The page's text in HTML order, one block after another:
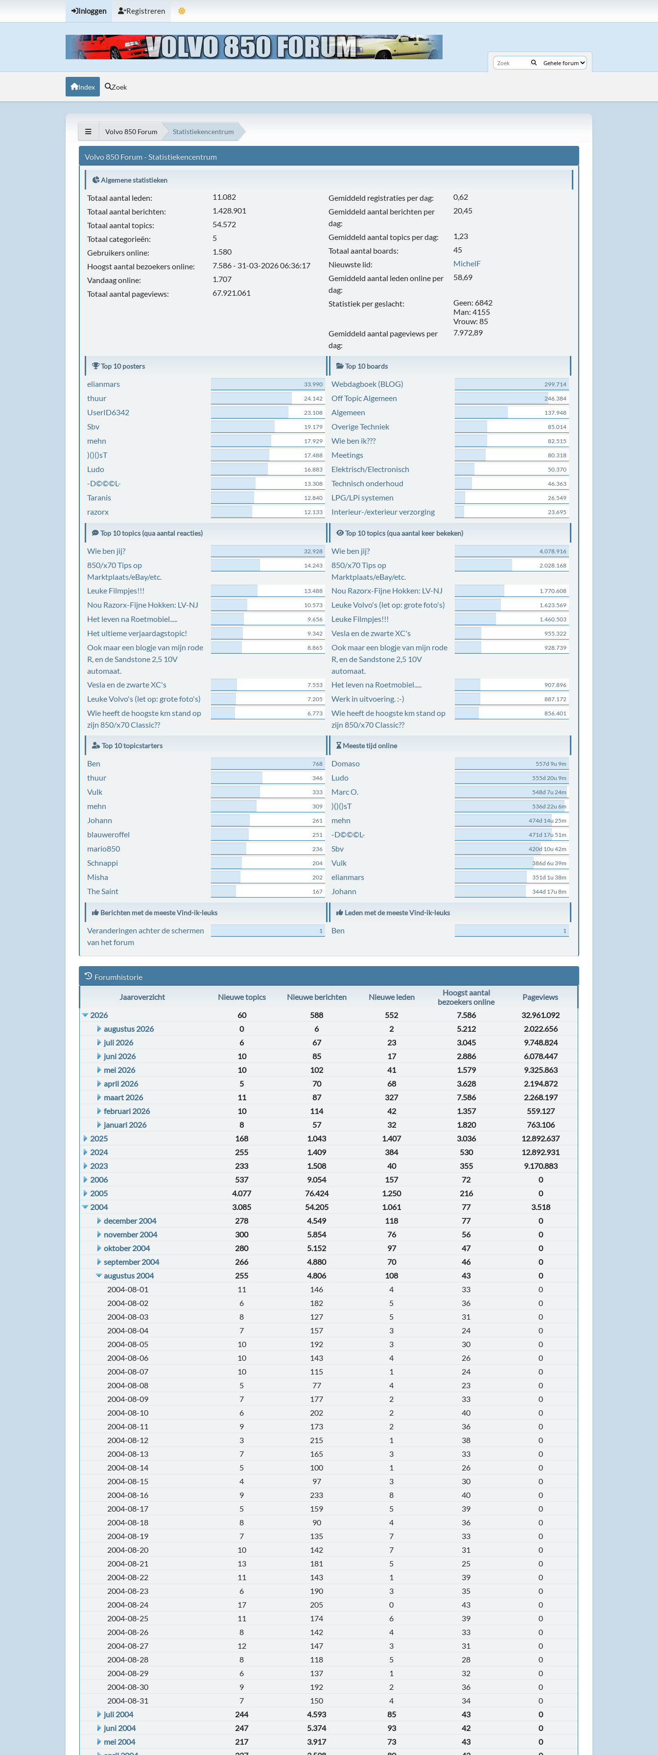
Inloggen Registreren
Index Zoek
Volvo 850 Forum Statistiekencentrum
Volvo 850 Forum - Statistiekencentrum
Algemene statistieken
Totaal aantal leden:
11.082
Totaal aantal berichten:
1.428.901
Totaal aantal topics:
54.572
Totaal categorieën:
5
Gebruikers online:
1.580
Hoogst aantal bezoekers online:
7.586 - 31-03-2026 06:36:17
Vandaag online:
1.707
Totaal aantal pageviews:
67.921.061
Gemiddeld registraties per dag:
0,62
Gemiddeld aantal berichten per
dag:
20,45
Gemiddeld aantal topics per dag:
1,23
Totaal aantal boards:
45
Nieuwste lid:
MichelF
Gemiddeld aantal leden online per
dag:
58,69
Statistiek per geslacht:
Geen: 6842
Man: 4155
Vrouw: 85
Gemiddeld aantal pageviews per
dag:
7.972,89
Top 10 posters
elianmars 33.990
thuur 24.142
UserID6342 23.108
Sbv 19.179
mehn 17.929
)()()sT 17.488
Ludo 16.883
-D©©©L- 13.308
Taranis 12.840
razorx 12.133
Top 10 boards
Webdagboek (BLOG) 299.714
Off Topic Algemeen 246.384
Algemeen 137.948
Overige Techniek 85.014
Wie ben ik??? 82.515
Meetings 80.318
Elektrisch/Electronisch 50.370
Technisch onderhoud 46.363
LPG/LPi systemen 26.549
Interieur-/exterieur verzorging 23.695
Top 10 topics (qua aantal reacties)
Wie ben jij? 32.928
850/x70 Tips op
Marktplaats/eBay/etc.
14.243
Leuke Filmpjes!!! 13.488
Nou Razorx-Fijne Hokken: LV-NJ 10.573
Het leven na Roetmobiel..... 9.656
Het ultieme verjaardagstopic! 9.342
Ook maar een blogje van mijn rode
R, en de Sandstone 2,5 10V
automaat.
8.865
Vesla en de zwarte XC's 7.553
Leuke Volvo's (let op: grote foto's) 7.205
Wie heeft de hoogste km stand op
zijn 850/x70 Classic??
6.773
Top 10 topics (qua aantal keer bekeken)
Wie ben jij? 4.078.916
850/x70 Tips op
Marktplaats/eBay/etc.
2.028.168
Nou Razorx-Fijne Hokken: LV-NJ 1.770.608
Leuke Volvo's (let op: grote foto's) 1.623.569
Leuke Filmpjes!!! 1.460.503
Vesla en de zwarte XC's 955.322
Ook maar een blogje van mijn rode
R, en de Sandstone 2,5 10V
automaat.
928.739
Het leven na Roetmobiel..... 907.896
Werk in uitvoering. :-) 887.172
Wie heeft de hoogste km stand op
zijn 850/x70 Classic??
856.401
Top 10 topicstarters
Ben 768
thuur 346
Vulk 333
mehn 309
Johann 261
blauweroffel 251
mario850 236
Schnappi 204
Misha 202
The Saint 167
Meeste tijd online
Domaso 557d 9u 9m
Ludo 555d 20u 9m
Marc O. 548d 7u 24m
)()()sT 536d 22u 6m
mehn 474d 14u 25m
-D©©©L- 471d 17u 51m
Sbv 420d 10u 42m
Vulk 386d 6u 39m
elianmars 351d 1u 38m
Johann 344d 17u 8m
Berichten met de meeste Vind-ik-leuks
Veranderingen achter de schermen
van het forum
1
Leden met de meeste Vind-ik-leuks
Ben 1
Forumhistorie
Jaaroverzicht Nieuwe topics Nieuwe berichten Nieuwe leden
Hoogst aantal
bezoekers online
Pageviews
2026
60 588 552 7.586
32.961.092
augustus 2026
0 6 2 5.212
2.022.656
juli 2026
6 67 23 3.045
9.748.824
juni 2026
10 85 17 2.886
6.078.447
mei 2026
10 102 41 1.579
9.325.863
april 2026
5 70 68 3.628
2.194.872
maart 2026
11 87 327 7.586
2.268.197
februari 2026
10 114 42 1.357
559.127
januari 2026
8 57 32 1.820
763.106
2025
168 1.043 1.407 3.036
12.892.637
2024
255 1.409 384 530
12.892.931
2023
233 1.508 40 355
9.170.883
2006
537 9.054 157 72
0
2005
4.077 76.424 1.250 216
0
2004
3.085 54.205 1.061 77
3.518
december 2004
278 4.549 118 77
0
november 2004
300 5.854 76 56
0
oktober 2004
280 5.152 97 47
0
september 2004
266 4.880 70 46
0
augustus 2004
255 4.806 108 43
0
2004-08-01
11 146 4 33
0
2004-08-02
6 182 5 36
0
2004-08-03
8 127 5 31
0
2004-08-04
7 157 3 24
0
2004-08-05
10 192 3 30
0
2004-08-06
10 143 4 26
0
2004-08-07
10 115 1 24
0
2004-08-08
5 77 4 23
0
2004-08-09
7 177 2 33
0
2004-08-10
6 202 2 40
0
2004-08-11
9 173 2 36
0
2004-08-12
3 215 1 38
0
2004-08-13
7 165 3 33
0
2004-08-14
5 100 1 26
0
2004-08-15
4 97 3 30
0
2004-08-16
9 233 8 40
0
2004-08-17
5 159 5 39
0
2004-08-18
8 90 4 36
0
2004-08-19
7 135 7 33
0
2004-08-20
10 142 7 31
0
2004-08-21
13 181 5 25
0
2004-08-22
11 143 1 39
0
2004-08-23
6 190 3 35
0
2004-08-24
17 205 0 43
0
2004-08-25
11 174 6 39
0
2004-08-26
8 142 4 33
0
2004-08-27
12 147 3 31
0
2004-08-28
8 118 5 28
0
2004-08-29
6 137 1 32
0
2004-08-30
9 192 2 36
0
2004-08-31
7 150 4 34
0
juli 2004
244 4.593 85 43
0
juni 2004
247 5.374 93 42
0
mei 2004
217 3.917 73 43
0